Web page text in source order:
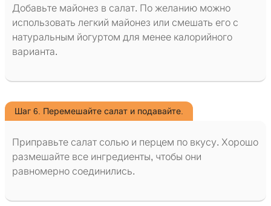
Добавьте майонез в салат. По желанию можно
использовать легкий майонез или смешать его с
натуральным йогуртом для менее калорийного
варианта.
Шаг 6. Перемешайте салат и подавайте.
Приправьте салат солью и перцем по вкусу. Хорошо
размешайте все ингредиенты, чтобы они
равномерно соединились.